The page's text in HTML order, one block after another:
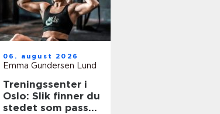
06. august 2026
Emma Gundersen Lund
Treningssenter i
Oslo: Slik finner du
stedet som passer